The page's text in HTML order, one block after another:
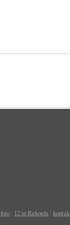
foto 12 ur Rekorda